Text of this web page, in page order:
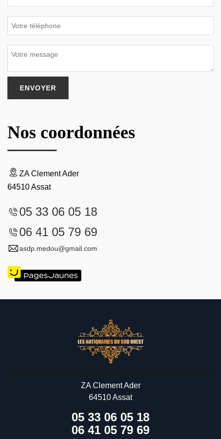
Nos coordonnées
ZA Clement Ader
64510 Assat
05 33 06 05 18
06 41 05 79 69
asdp.medou@gmail.com
ZA Clement Ader
64510 Assat
05 33 06 05 18
06 41 05 79 69